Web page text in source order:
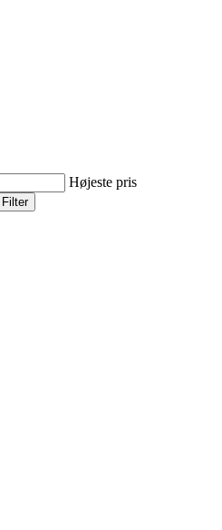
Højeste pris
Filter